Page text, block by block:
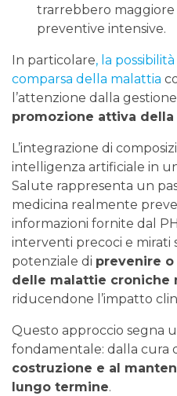
trarrebbero
preventive intensive.
In particolare, la
comparsa della malattia
l’attenzione dalla
promozione attiva della
L’integrazione di
intelligenza artificiale in
Salute rappresenta un
medicina realmente
informazioni fornite dal
interventi precoci e mirati
potenziale di prevenire
delle malattie croniche
riducendone l’impatto
Questo approccio segna
fondamentale: dalla cura
costruzione e al
lungo termine.